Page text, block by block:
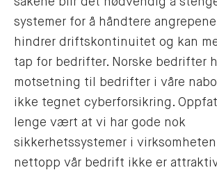
systemer for å håndtere
hindrer driftskontinuitet og kan
tap for bedrifter. Norske bedrifter
motsetning til bedrifter i våre
ikke tegnet cyberforsikring.
lenge vært at vi har gode nok
sikkerhetssystemer i
nettopp vår bedrift ikke er